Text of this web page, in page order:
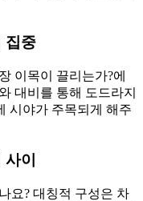
집중
이목이 끌리는가?에
대비를 통해 도드라지
시야가 주목되게 해주
이
요? 대칭적 구성은 차